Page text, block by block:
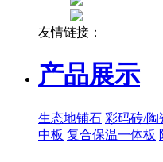
友情链接：
产品展示
生态地铺石 彩码砖/陶
中板 复合保温一体板